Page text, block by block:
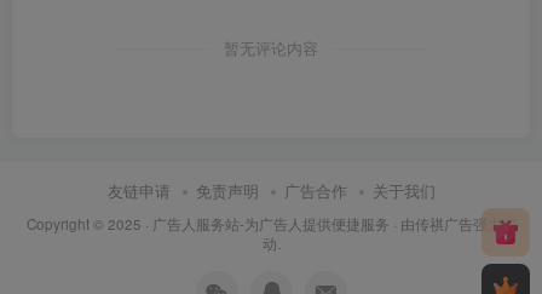
暂无评论内容
友链申请 免责声明 广告合作 关于我们
Copyright © 2025 · 广告人服务站-为广告人提供便捷服务 · 由传祺广告强力驱
动.